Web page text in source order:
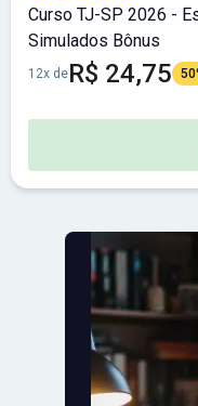
Curso TJ-SP 2026 -
Simulados Bônus
12x deR$ 24,75